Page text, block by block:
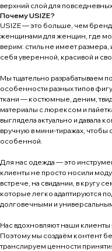
верхний слой для
Почему USIZE?
USIZE — это больше, чем
женщинами для женщин, где
верим: стиль не имеет размера,
себя уверенной, красивой и
Мы тщательно разрабатываем
особенности разных типов
ткани — костюмные, деним,
материалы с люрексом и
выглядела актуально и давала
вручную в мини-тиражах, чтобы
особенной.
Для нас одежда — это
клиенты не просто носили
встрече, на свидании, в кругу
которые легко адаптируются
долговечными и
Нас вдохновляют наши клиенты
Поэтому мы создаём контент
транслируем ценности